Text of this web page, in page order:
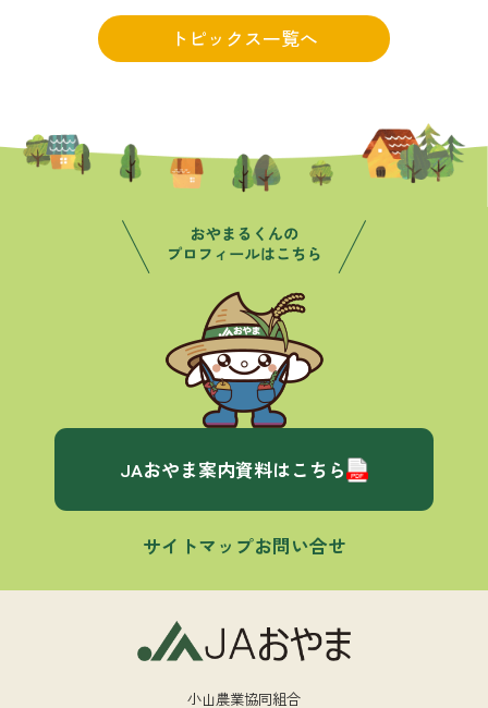
トピックス一覧へ
JAおやま案内資料はこちら
サイトマップお問い合せ
小山農業協同組合